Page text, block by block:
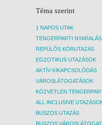
Téma szerint
1 NAPOS UTAK
TENGERPARTI NYARALÁS
REPÜLŐS KÖRUTAZÁS
EGZOTIKUS UTAZÁSOK
AKTÍV KIKAPCSOLÓDÁS
VÁROSLÁTOGATÁSOK
BUSZOS UTAZÁS